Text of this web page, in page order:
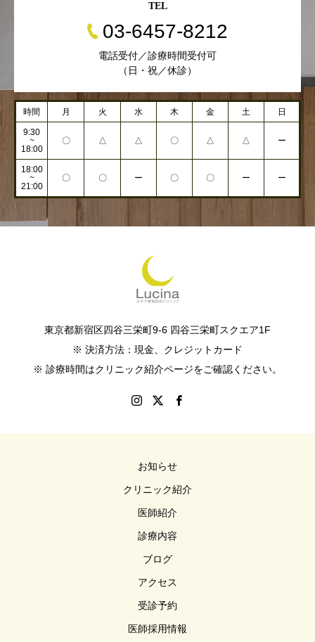
TEL
03-6457-8212
電話受付／診療時間受付可
（日・祝／休診）
時間 月 火 水 木 金 土 日
9:30
~
18:00
〇 △ △ 〇 △ △ ー
18:00
~
21:00
〇 〇 ー 〇 〇 ー ー
東京都新宿区四谷三栄町9-6 四谷三栄町スクエア1F
※ 決済方法：現金、クレジットカード
※ 診療時間はクリニック紹介ページをご確認ください。
お知らせ
クリニック紹介
医師紹介
診療内容
ブログ
アクセス
受診予約
医師採用情報